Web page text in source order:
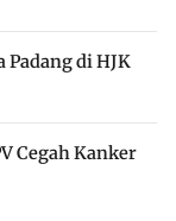
Padang di HJK
Cegah Kanker